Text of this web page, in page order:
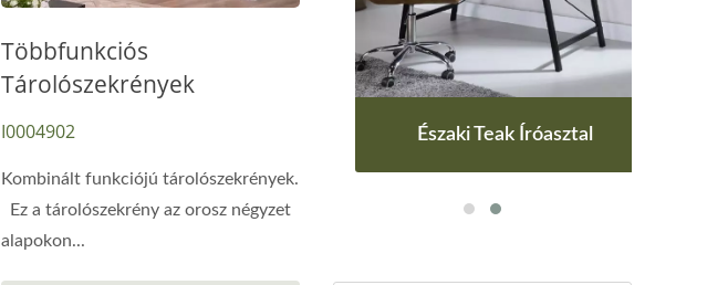
Többfunkciós
Tárolószekrények
I0004902
Kombinált funkciójú tárolószekrények.
Ez a tárolószekrény az orosz négyzet
alapokon...
Emelő Dohányzóasztal Északi Teak Íróasztal